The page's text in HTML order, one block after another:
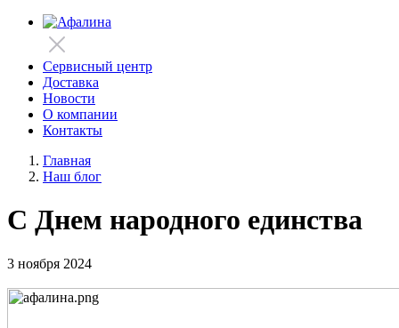
Сервисный центр
Доставка
Новости
О компании
Контакты
Главная
Наш блог
С Днем народного единства
3 ноября 2024